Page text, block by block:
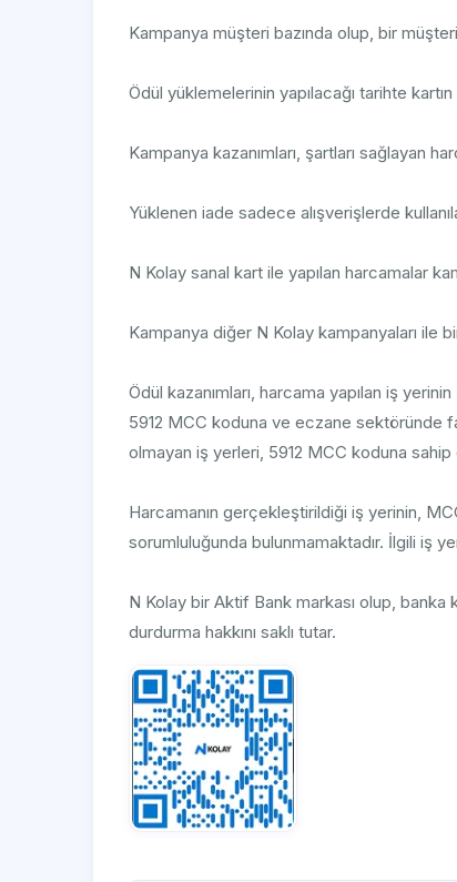
Kampanya müşteri bazında olup, bir
Ödül yüklemelerinin yapılacağı tarihte
Kampanya kazanımları, şartları sağlayan
Yüklenen iade sadece alışverişlerde
N Kolay sanal kart ile yapılan harcamalar
Kampanya diğer N Kolay kampanyaları ile
Ödül kazanımları, harcama yapılan iş
5912 MCC koduna ve eczane sektöründe
olmayan iş yerleri, 5912 MCC koduna
Harcamanın gerçekleştirildiği iş yerinin,
sorumluluğunda bulunmamaktadır. İlgili iş
N Kolay bir Aktif Bank markası olup, banka
durdurma hakkını saklı tutar.